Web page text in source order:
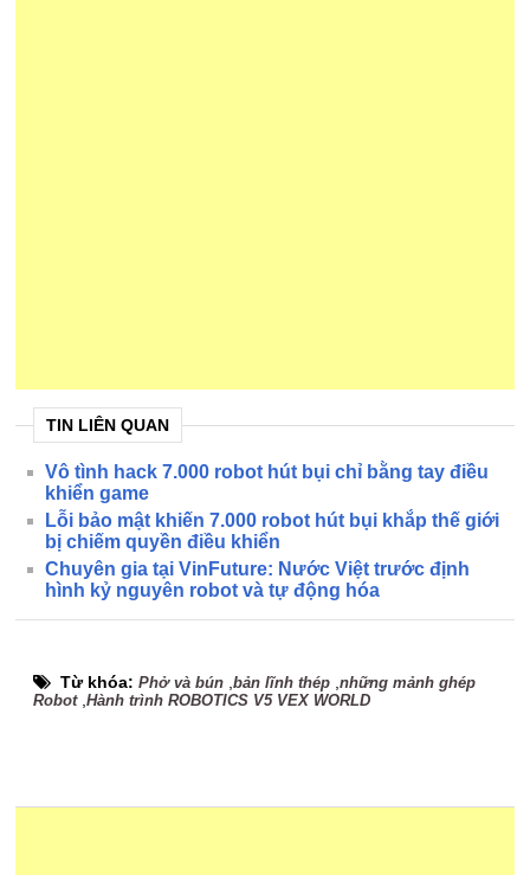
TIN LIÊN QUAN
Vô tình hack 7.000 robot hút bụi chỉ bằng tay điều
khiển game
Lỗi bảo mật khiến 7.000 robot hút bụi khắp thế giới
bị chiếm quyền điều khiển
Chuyên gia tại VinFuture: Nước Việt trước định
hình kỷ nguyên robot và tự động hóa
Từ khóa:Phở và bún ,bản lĩnh thép ,những mảnh ghép
Robot,Hành trình ROBOTICS V5 VEX WORLD